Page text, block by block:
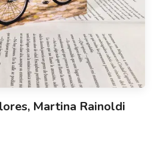
Martina Rainoldi